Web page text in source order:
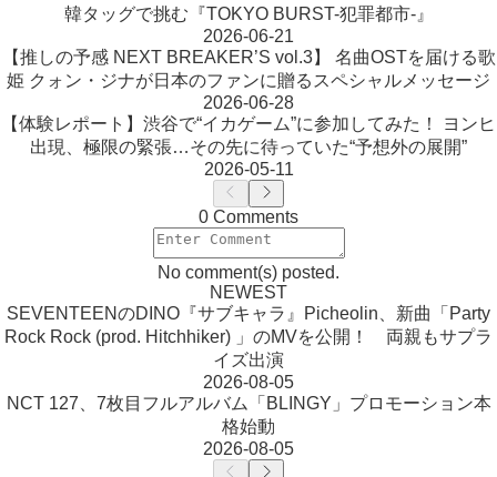
韓タッグで挑む『TOKYO BURST-犯罪都市-』
2026-06-21
【推しの予感 NEXT BREAKER’S vol.3】 名曲OSTを届ける歌
姫 クォン・ジナが日本のファンに贈るスペシャルメッセージ
2026-06-28
【体験レポート】渋谷で“イカゲーム”に参加してみた！ ヨンヒ
出現、極限の緊張…その先に待っていた“予想外の展開”
2026-05-11
0 Comments
No comment(s) posted.
NEWEST
SEVENTEENのDINO『サブキャラ』Picheolin、新曲「Party
Rock Rock (prod. Hitchhiker) 」のMVを公開！ 両親もサプラ
イズ出演
2026-08-05
NCT 127、7枚目フルアルバム「BLINGY」プロモーション本
格始動
2026-08-05